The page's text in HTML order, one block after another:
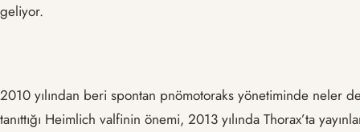
geliyor.
2010 yılından beri spontan pnömotoraks yönetiminde neler
tanıttığı Heimlich valfinin önemi, 2013 yılında Thorax’ta